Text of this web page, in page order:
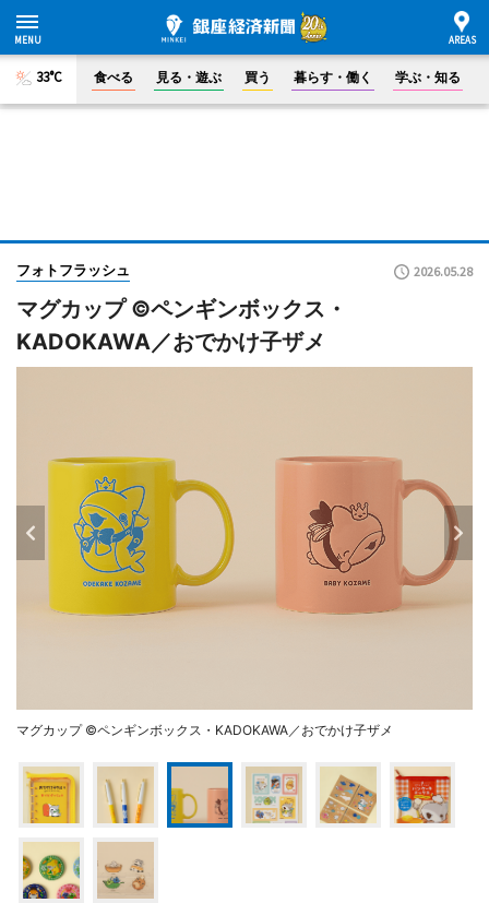
33°C 食べる 見る・遊ぶ 買う 暮らす・働く 学ぶ・知る
フォトフラッシュ 2026.05.28
マグカップ ©ペンギンボックス・
KADOKAWA／おでかけ子ザメ
マグカップ ©ペンギンボックス・KADOKAWA／おでかけ子ザメ